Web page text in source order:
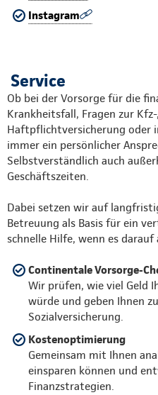
Instagram
Service
Ob bei der Vorsorge für die
Krankheitsfall, Fragen zur Kfz-
Haftpflichtversicherung oder
immer ein persönlicher
Selbstverständlich auch
Geschäftszeiten.
Dabei setzen wir auf
Betreuung als Basis für ein
schnelle Hilfe, wenn es
Continentale Vorsorge-
Wir prüfen, wie viel Geld
würde und geben Ihnen
Sozialversicherung.
Kostenoptimierung
Gemeinsam mit Ihnen
einsparen können und
Finanzstrategien.